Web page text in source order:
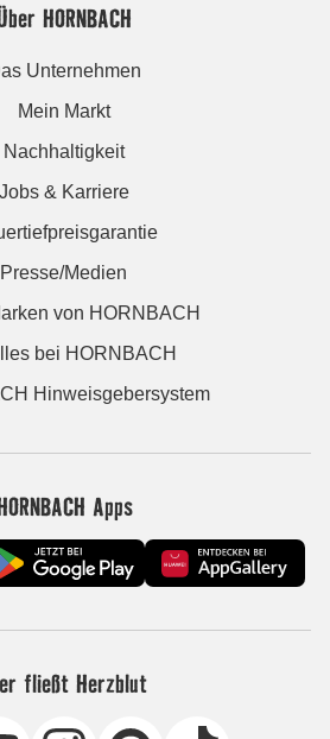
HORNBACH
Unternehmen
Mein Markt
Nachhaltigkeit
Jobs & Karriere
Presse/Medien
von HORNBACH
bei HORNBACH
Hinweisgebersystem
Apps
fließt Herzblut